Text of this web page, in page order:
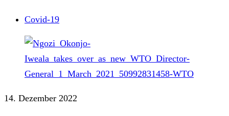
Covid-19
14. Dezember 2022